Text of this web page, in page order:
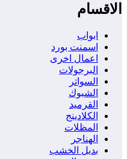
الاقسام
ابواب
اسمنت بورد
اعمال اخرى
البرجولات
السواتر
الشبوك
القرميد
الكلادينج
المظلات
الهناجر
بديل الخشب